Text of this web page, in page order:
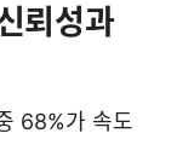
뢰성과
68%가 속도